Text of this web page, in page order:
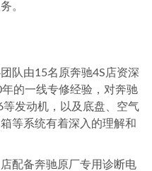
。
团队由15名原奔驰4S店资深
的一线专修经验，对奔驰
发动机，以及底盘、空气
等系统有着深入的理解和
店配备奔驰原厂专用诊断电